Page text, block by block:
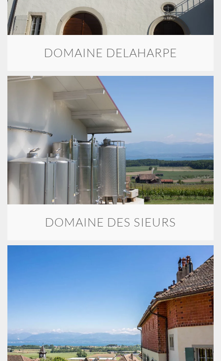
DOMAINE DELAHARPE
DOMAINE DES SIEURS